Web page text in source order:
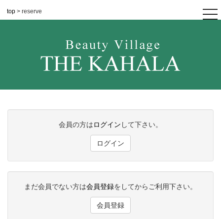
top > reserve
会員の方はログイン して下さい。
ログイン
まだ会員でない方は会員登録をしてからご利用下さい。
会員登録